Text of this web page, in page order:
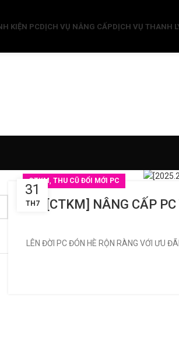
KIỆN PCDỊCH VỤ NÂNG CẤPDỊCH VỤ THANH
31
TH7
CTKM, THU CŨ ĐỔI MỚI PC
[CTKM] NÂNG CẤP
LÊN ĐỜI PC ĐÓN HÈ RỘN RÀNG VỚI ƯU